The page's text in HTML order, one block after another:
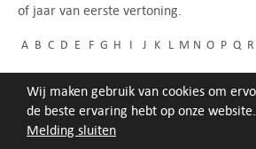
Melding sluiten
Wij maken gebruik van cookies om
de beste ervaring hebt op onze website.
of jaar van eerste vertoning.
A B C D E F G H I J K L M N O P Q R